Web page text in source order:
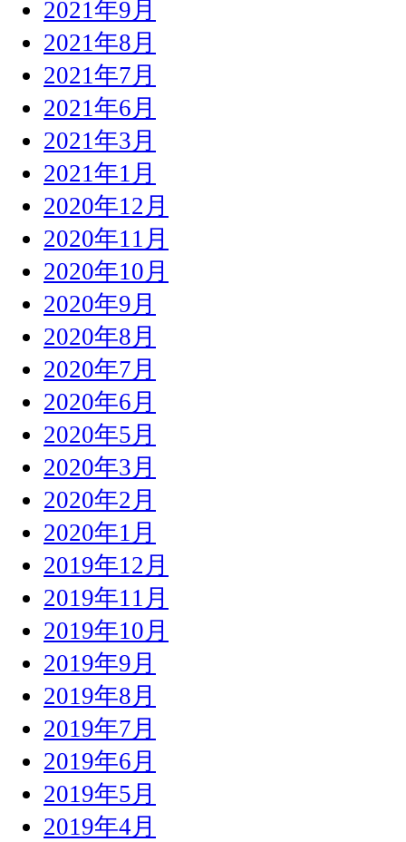
2021年9月
2021年8月
2021年7月
2021年6月
2021年3月
2021年1月
2020年12月
2020年11月
2020年10月
2020年9月
2020年8月
2020年7月
2020年6月
2020年5月
2020年3月
2020年2月
2020年1月
2019年12月
2019年11月
2019年10月
2019年9月
2019年8月
2019年7月
2019年6月
2019年5月
2019年4月